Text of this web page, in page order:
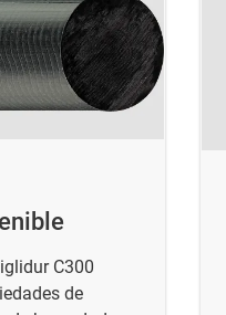
C300
de